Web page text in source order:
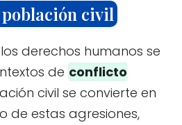
civil
derechos humanos se
de conflicto
civil se convierte en
de estas agresiones,